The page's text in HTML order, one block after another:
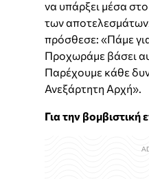
να υπάρξει μέσα
των
πρόσθεσε: «Πάμε
Προχωράμε βάσει
Παρέχουμε κάθε
Ανεξάρτητη Αρχή».
Για την βομβιστική